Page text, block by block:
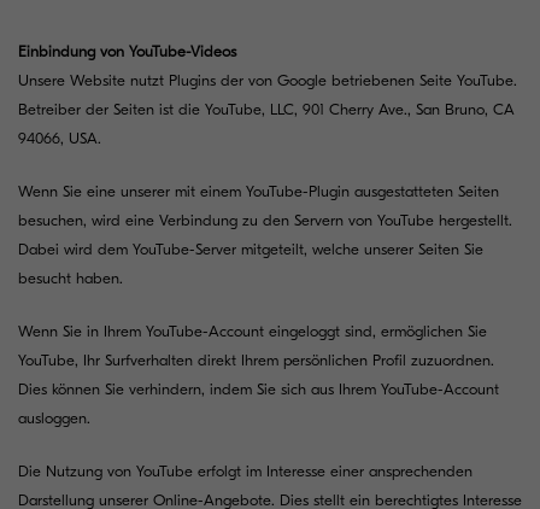
Einbindung von YouTube-Videos
Unsere Website nutzt Plugins der von Google betriebenen Seite YouTube.
Betreiber der Seiten ist die YouTube, LLC, 901 Cherry Ave., San Bruno, CA
94066, USA.
Wenn Sie eine unserer mit einem YouTube-Plugin ausgestatteten Seiten
besuchen, wird eine Verbindung zu den Servern von YouTube hergestellt.
Dabei wird dem YouTube-Server mitgeteilt, welche unserer Seiten Sie
besucht haben.
Wenn Sie in Ihrem YouTube-Account eingeloggt sind, ermöglichen Sie
YouTube, Ihr Surfverhalten direkt Ihrem persönlichen Profil zuzuordnen.
Dies können Sie verhindern, indem Sie sich aus Ihrem YouTube-Account
ausloggen.
Die Nutzung von YouTube erfolgt im Interesse einer ansprechenden
Darstellung unserer Online-Angebote. Dies stellt ein berechtigtes Interesse